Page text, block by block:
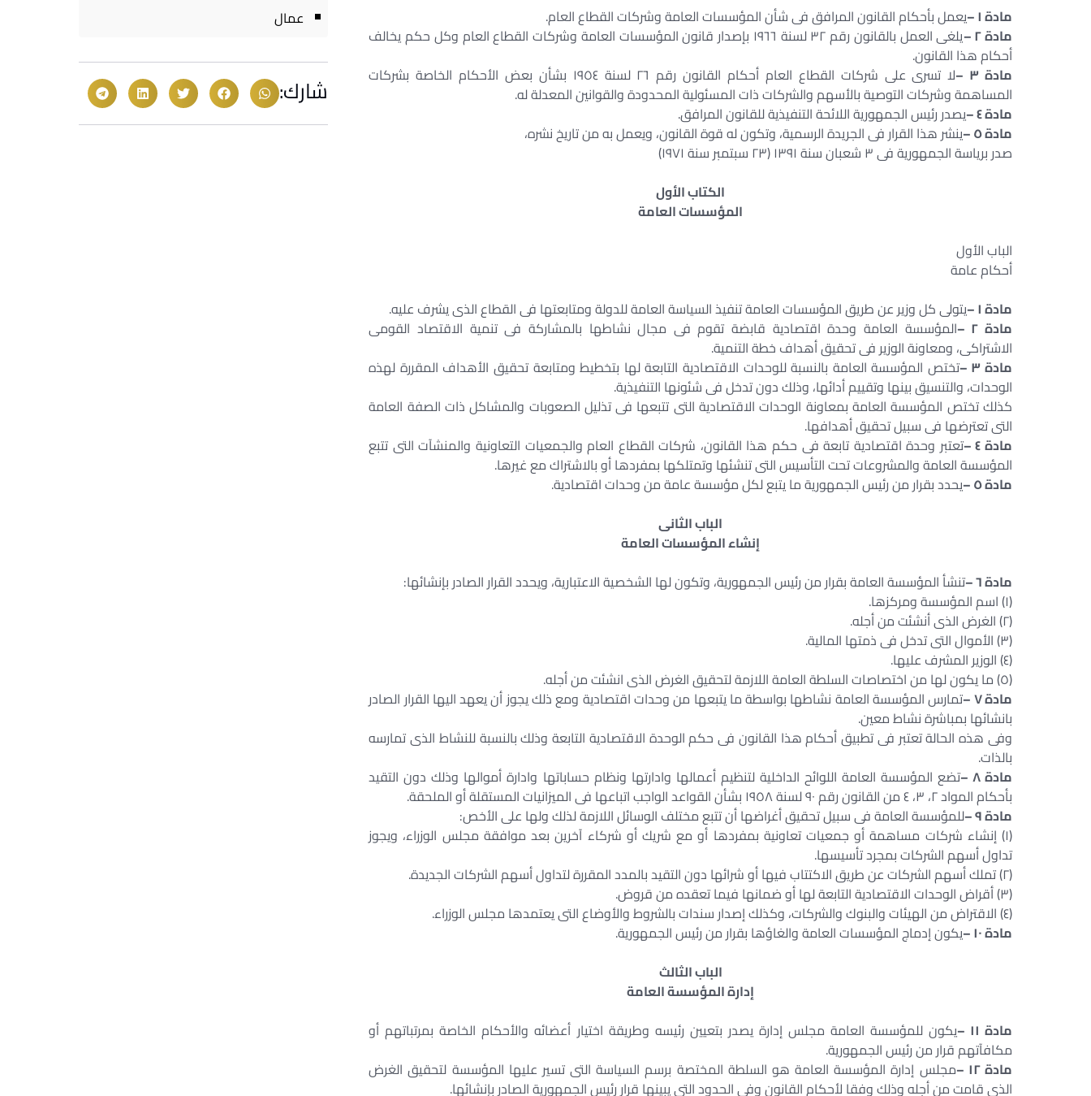
مادة ١ –
يعمل بأحكام القانون المرافق فى شأن المؤسسات العامة وشركات القطاع العام.
مادة ٢ –
يلغى العمل بالقانون رقم ٣٢ لسنة ١٩٦٦ بإصدار قانون المؤسسات العامة وشركات القطاع العام وكل حكم يخالف
أحكام هذا القانون.
مادة ٣ –
لا تسرى على شركات القطاع العام أحكام القانون رقم ٢٦ لسنة ١٩٥٤ بشأن بعض الأحكام الخاصة بشركات
المساهمة وشركات التوصية بالأسهم والشركات ذات المسئولية المحدودة والقوانين المعدلة له.
مادة ٤ –
يصدر رئيس الجمهورية اللائحة التنفيذية للقانون المرافق.
مادة ٥ –
ينشر هذا القرار فى الجريدة الرسمية، وتكون له قوة القانون، ويعمل به من تاريخ نشره،
صدر برياسة الجمهورية فى ٣ شعبان سنة ١٣٩١ (٢٣ سبتمبر سنة ١٩٧١)
الكتاب الأول
المؤسسات العامة
الباب الأول
أحكام عامة
مادة ١ –
يتولى كل وزير عن طريق المؤسسات العامة تنفيذ السياسة العامة للدولة ومتابعتها فى القطاع الذى يشرف عليه.
مادة ٢ –
المؤسسة العامة وحدة اقتصادية قابضة تقوم فى مجال نشاطها بالمشاركة فى تنمية الاقتصاد القومى
الاشتراكى، ومعاونة الوزير فى تحقيق أهداف خطة التنمية.
مادة ٣ –
تختص المؤسسة العامة بالنسبة للوحدات الاقتصادية التابعة لها بتخطيط ومتابعة تحقيق الأهداف المقررة لهذه
الوحدات، والتنسيق بينها وتقييم أدائها، وذلك دون تدخل فى شئونها التنفيذية.
كذلك تختص المؤسسة العامة بمعاونة الوحدات الاقتصادية التى تتبعها فى تذليل الصعوبات والمشاكل ذات الصفة العامة
التى تعترضها فى سبيل تحقيق أهدافها.
مادة ٤ –
تعتبر وحدة اقتصادية تابعة فى حكم هذا القانون، شركات القطاع العام والجمعيات التعاونية والمنشآت التى تتبع
المؤسسة العامة والمشروعات تحت التأسيس التى تنشئها وتمتلكها بمفردها أو بالاشتراك مع غيرها.
مادة ٥ –
يحدد بقرار من رئيس الجمهورية ما يتبع لكل مؤسسة عامة من وحدات اقتصادية.
الباب الثانى
إنشاء المؤسسات العامة
مادة ٦ –
تنشأ المؤسسة العامة بقرار من رئيس الجمهورية، وتكون لها الشخصية الاعتبارية، ويحدد القرار الصادر بإنشائها:
(١) اسم المؤسسة ومركزها.
(٢) الغرض الذى أنشئت من أجله.
(٣) الأموال التى تدخل فى ذمتها المالية.
(٤) الوزير المشرف عليها.
(٥) ما يكون لها من اختصاصات السلطة العامة اللازمة لتحقيق الغرض الذى انشئت من أجله.
مادة ٧ –
تمارس المؤسسة العامة نشاطها بواسطة ما يتبعها من وحدات اقتصادية ومع ذلك يجوز أن يعهد اليها القرار الصادر
بانشائها بمباشرة نشاط معين.
وفى هذه الحالة تعتبر فى تطبيق أحكام هذا القانون فى حكم الوحدة الاقتصادية التابعة وذلك بالنسبة للنشاط الذى تمارسه
بالذات.
مادة ٨ –
تضع المؤسسة العامة اللوائح الداخلية لتنظيم أعمالها وادارتها ونظام حساباتها وادارة أموالها وذلك دون التقيد
بأحكام المواد ٢، ٣، ٤ من القانون رقم ٩٠ لسنة ١٩٥٨ بشأن القواعد الواجب اتباعها فى الميزانيات المستقلة أو الملحقة.
مادة ٩ –
للمؤسسة العامة فى سبيل تحقيق أغراضها أن تتبع مختلف الوسائل اللازمة لذلك ولها على الأخص:
(١) إنشاء شركات مساهمة أو جمعيات تعاونية بمفردها أو مع شريك أو شركاء آخرين بعد موافقة مجلس الوزراء، ويجوز
تداول أسهم الشركات بمجرد تأسيسها.
(٢) تملك أسهم الشركات عن طريق الاكتتاب فيها أو شرائها دون التقيد بالمدد المقررة لتداول أسهم الشركات الجديدة.
(٣) أقراض الوحدات الاقتصادية التابعة لها أو ضمانها فيما تعقده من قروض.
(٤) الاقتراض من الهيئات والبنوك والشركات، وكذلك إصدار سندات بالشروط والأوضاع التى يعتمدها مجلس الوزراء.
مادة ١٠ –
يكون إدماج المؤسسات العامة والغاؤها بقرار من رئيس الجمهورية.
الباب الثالث
إدارة المؤسسة العامة
مادة ١١ –
يكون للمؤسسة العامة مجلس إدارة يصدر بتعيين رئيسه وطريقة اختيار أعضائه والأحكام الخاصة بمرتباتهم أو
مكافآتهم قرار من رئيس الجمهورية.
مادة ١٢ –
مجلس إدارة المؤسسة العامة هو السلطة المختصة برسم السياسة التى تسير عليها المؤسسة لتحقيق الغرض
الذى قامت من أجله وذلك وفقا لأحكام القانون وفى الحدود التى يبينها قرار رئيس الجمهورية الصادر بإنشائها.
عمال
شارك: